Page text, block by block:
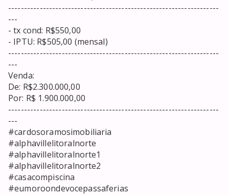
-------------------------------------------------------------------
---
- tx cond: R$550,00
- IPTU: R$505,00 (mensal)
-------------------------------------------------------------------
---
Venda:
De: R$2.300.000,00
Por: R$ 1.900.000,00
-------------------------------------------------------------------
---
#cardosoramosimobiliaria
#alphavillelitoralnorte
#alphavillelitoralnorte1
#alphavillelitoralnorte2
#casacompiscina
#eumoroondevocepassaferias